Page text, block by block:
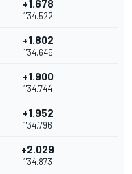
+1.678
1'34.522
+1.802
1'34.646
+1.900
1'34.744
+1.952
1'34.796
+2.029
1'34.873